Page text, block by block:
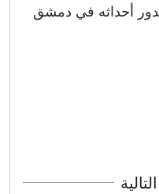
حلقة في عام 2012. تدور أحداثه في دمشق